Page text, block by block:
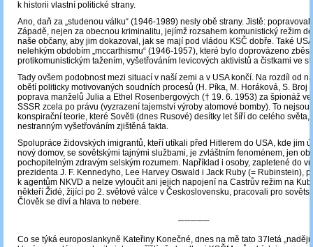
k historii vlastní politické strany.
Ano, daň za „studenou válku“ (1946-1989) nesly obě strany. Jistě:
Západě, nejen za obecnou kriminalitu, jejímž rozsahem komunistický režim
naše občany, aby jim dokazoval, jak se mají pod vládou KSČ dobře. Také
nelehkým obdobím „mccarthismu“ (1946-1957), které bylo doprovázeno
protikomunistickým tažením, vyšetřováním levicových aktivistů a čistkami ve
Tady ovšem podobnost mezi situací v naší zemi a v USA končí. Na rozdíl od
obětí politicky motivovaných soudních procesů (H. Píka, M. Horáková, S. Broj
poprava manželů Julia a Ethel Rosenbergových († 19. 6. 1953) za špionáž
SSSR zcela po právu (vyzrazení tajemství výroby atomové bomby). To nejsou
konspirační teorie, které Sověti (dnes Rusové) desítky let šíří do celého světa,
nestranným vyšetřováním zjištěná fakta.
Spolupráce židovských imigrantů, kteří utíkali před Hitlerem do USA, kde jim
nový domov, se sovětskými tajnými službami, je zvláštním fenoménem, jen
pochopitelným zdravým selským rozumem. Například i osoby, zapletené do
prezidenta J. F. Kennedyho, Lee Harvey Oswald i Jack Ruby (= Rubinstein),
k agentům NKVD a nelze vyloučit ani jejich napojení na Castrův režim na
někteří Židé, žijící po 2. světové válce v Československu, pracovali pro
Člověk se diví a hlava to nebere.
─────
Co se týká europoslankyně Kateřiny Konečné, dnes na mě tato 37letá